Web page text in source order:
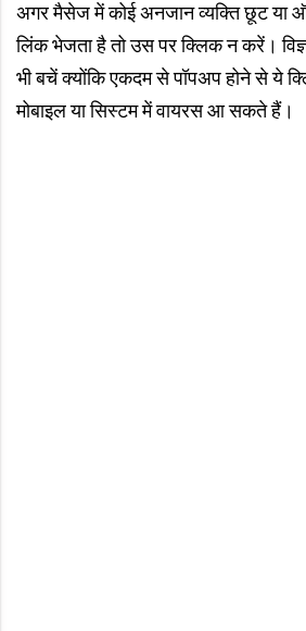
अगर मैसेज में कोई अनजान व्यक्ति छूट या
लिंक भेजता है तो उस पर क्लिक न करें।
भी बचें क्योंकि एकदम से पॉपअप होने से ये
मोबाइल या सिस्टम में वायरस आ सकते हैं।